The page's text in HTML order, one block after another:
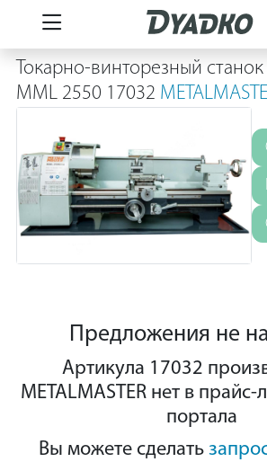
Токарно-винторезный
MML 2550 17032
Предложения не
Артикула 17032
METALMASTER нет в
портала
Вы можете сделать